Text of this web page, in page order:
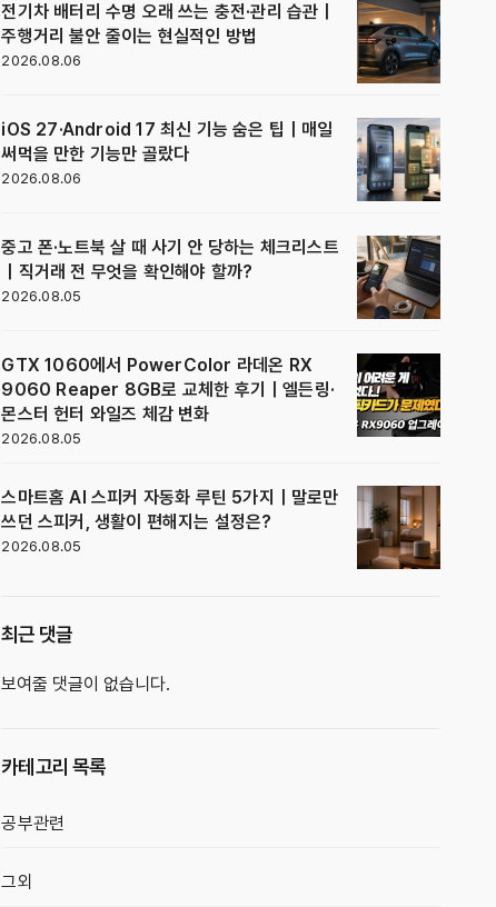
전기차 배터리 수명 오래 쓰는 충전·관리 습관｜
주행거리 불안 줄이는 현실적인 방법
2026.08.06
iOS 27·Android 17 최신 기능 숨은 팁｜매일
써먹을 만한 기능만 골랐다
2026.08.06
중고 폰·노트북 살 때 사기 안 당하는 체크리스트
｜직거래 전 무엇을 확인해야 할까?
2026.08.05
GTX 1060에서 PowerColor 라데온 RX
9060 Reaper 8GB로 교체한 후기｜엘든링·
몬스터 헌터 와일즈 체감 변화
2026.08.05
스마트홈 AI 스피커 자동화 루틴 5가지｜말로만
쓰던 스피커, 생활이 편해지는 설정은?
2026.08.05
최근 댓글
보여줄 댓글이 없습니다.
카테고리 목록
공부관련
그외